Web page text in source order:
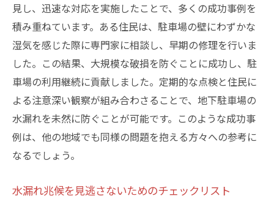
水漏れに強い駐車場の作り方
駐車場オーナーが行うべき日常管理
水漏れ問題を未然に防ぐ杉並区での地下駐車場
点検方法
点検の頻度とその理由
適切な点検方法とその流れ
点検に必要な道具と技術
住民参加型の点検活動のメリット
専門家による点検サービスの選び方
見し、迅速な対応を実施したことで、多くの成功事例を
積み重ねています。ある住民は、駐車場の壁にわずかな
湿気を感じた際に専門家に相談し、早期の修理を行いま
した。この結果、大規模な破損を防ぐことに成功し、駐
車場の利用継続に貢献しました。定期的な点検と住民に
よる注意深い観察が組み合わさることで、地下駐車場の
水漏れを未然に防ぐことが可能です。このような成功事
例は、他の地域でも同様の問題を抱える方々への参考に
なるでしょう。
水漏れ兆候を見逃さないためのチェックリスト